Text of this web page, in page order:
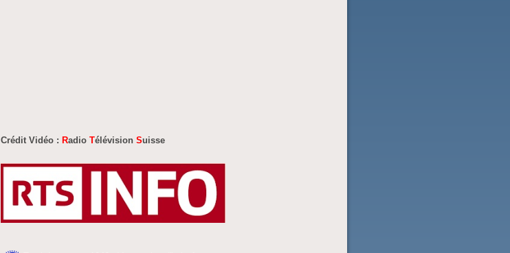
Crédit Vidéo : Radio Télévision Suisse